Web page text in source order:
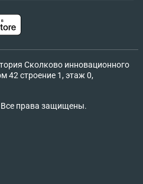
Сколково инновационного
42 строение 1, этаж 0,
права защищены.